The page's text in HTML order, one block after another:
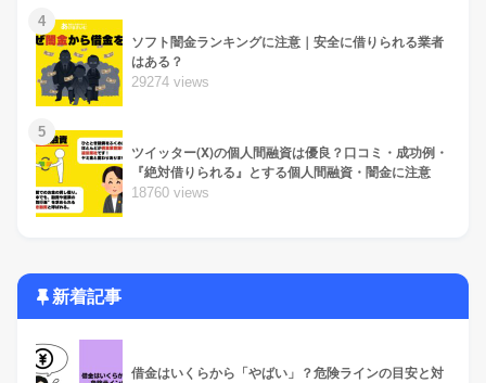
4
ソフト闇金ランキングに注意｜安全に借りられる業者
はある？
29274 views
5
ツイッター(X)の個人間融資は優良？口コミ・成功例・
『絶対借りられる』とする個人間融資・闇金に注意
18760 views
新着記事
借金はいくらから「やばい」？危険ラインの目安と対